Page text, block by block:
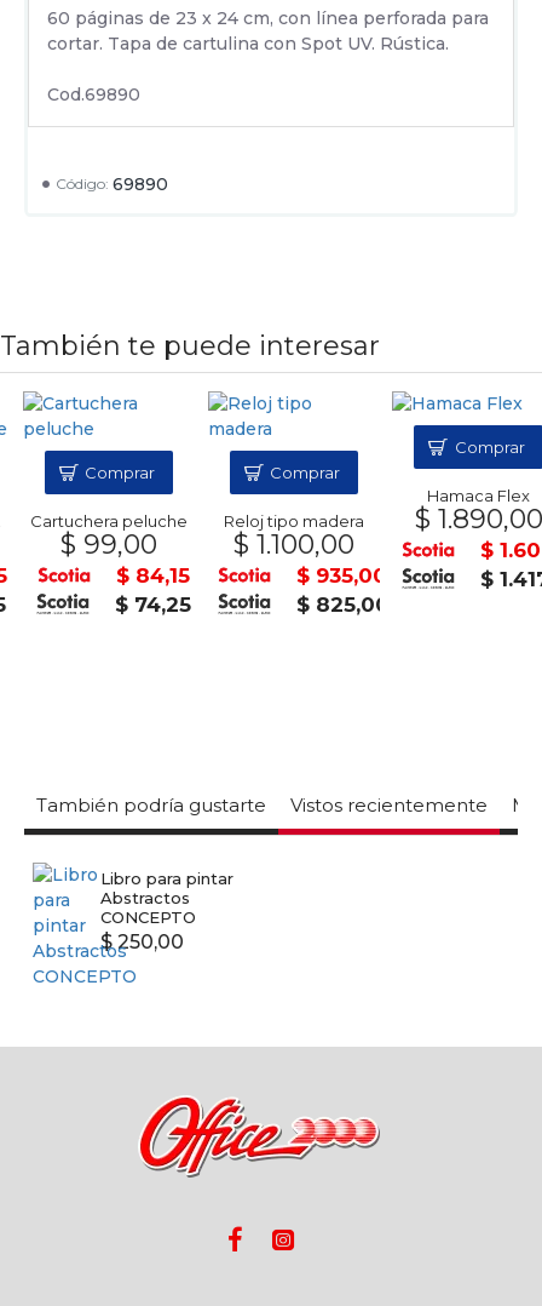
Código: 69890
60 páginas de 23 x 24 cm, con línea perforada para
cortar. Tapa de cartulina con Spot UV. Rústica.
Cod.69890
También te puede interesar
Cartuchera peluche
$ 99,00
$ 84,15
$ 74,25
Comprar
Reloj tipo madera
$ 1.100,00
$ 935,00
$ 825,00
Comprar
Hamaca Flex
$ 1.890,00
$
$
Comprar
También podría gustarte Vistos recientemente
Libro para pintar
Abstractos
CONCEPTO
$ 250,00